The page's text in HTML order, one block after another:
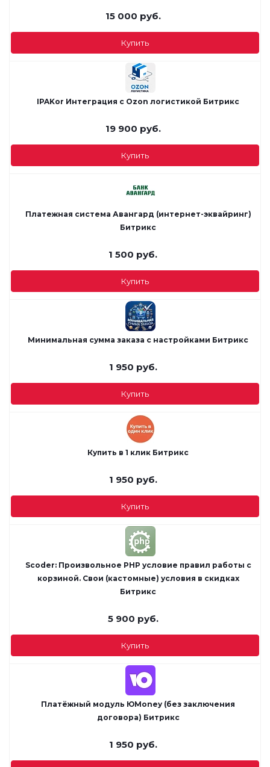
15 000 руб.
Купить
IPAKor Интеграция с Ozon логистикой Битрикс
19 900 руб.
Купить
Платежная система Авангард (интернет-эквайринг)
Битрикс
1 500 руб.
Купить
Минимальная сумма заказа с настройками Битрикс
1 950 руб.
Купить
Купить в 1 клик Битрикс
1 950 руб.
Купить
Scoder: Произвольное PHP условие правил работы с
корзиной. Свои (кастомные) условия в скидках
Битрикс
5 900 руб.
Купить
Платёжный модуль ЮMoney (без заключения
договора) Битрикс
1 950 руб.